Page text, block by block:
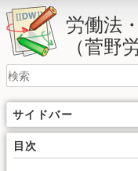
労働法
（菅野
サイドバー
目次